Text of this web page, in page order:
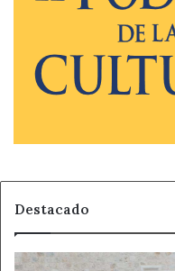
Destacado
Castilla